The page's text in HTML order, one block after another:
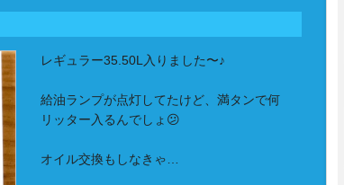
レギュラー35.50L入りました〜♪
給油ランプが点灯してたけど、満タンで何
リッター入るんでしょ😕
オイル交換もしなきゃ…